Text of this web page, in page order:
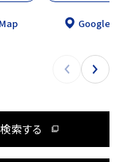
Google
索する